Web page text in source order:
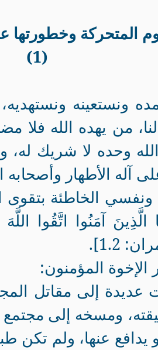
المتحركة وخطورتها
(1)
ونستعينه
من يهده الله فلا
الله وحده لا شريك
آله الأطهار وأصحابه
ونفسي الخاطئة بتقوى
آمَنُوا اتَّقُوا
1.2].
الإخوة المؤمنون:
إلى مقاتل
ومسخه إلى
أو يدافع عنها، ولم